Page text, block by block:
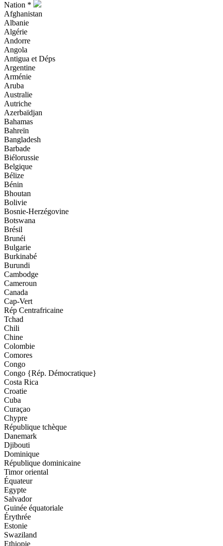
Nation *
Afghanistan
Albanie
Algérie
Andorre
Angola
Antigua et Déps
Argentine
Arménie
Aruba
Australie
Autriche
Azerbaïdjan
Bahamas
Bahreïn
Bangladesh
Barbade
Biélorussie
Belgique
Bélize
Bénin
Bhoutan
Bolivie
Bosnie-Herzégovine
Botswana
Brésil
Brunéi
Bulgarie
Burkinabé
Burundi
Cambodge
Cameroun
Canada
Cap-Vert
Rép Centrafricaine
Tchad
Chili
Chine
Colombie
Comores
Congo
Congo {Rép. Démocratique}
Costa Rica
Croatie
Cuba
Curaçao
Chypre
République tchèque
Danemark
Djibouti
Dominique
République dominicaine
Timor oriental
Équateur
Egypte
Salvador
Guinée équatoriale
Érythrée
Estonie
Swaziland
Ethiopie